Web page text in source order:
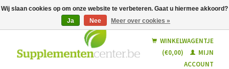
Nederlands
WINKELWAGENTJE
(€0,00)
MIJN
ACCOUNT
Wij slaan cookies op om onze website te verbeteren. Gaat u hiermee akkoord?
Ja
Nee Meer over cookies »